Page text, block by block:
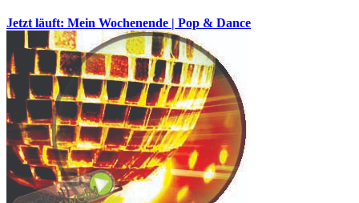
Jetzt läuft: Mein Wochenende | Pop & Dance